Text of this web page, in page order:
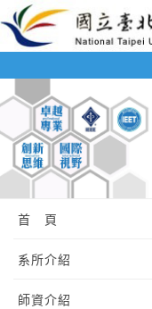
首 頁
系所介紹
師資介紹